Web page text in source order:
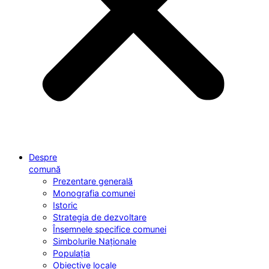
Despre
comună
Prezentare generală
Monografia comunei
Istoric
Strategia de dezvoltare
Însemnele specifice comunei
Simbolurile Naționale
Populația
Obiective locale